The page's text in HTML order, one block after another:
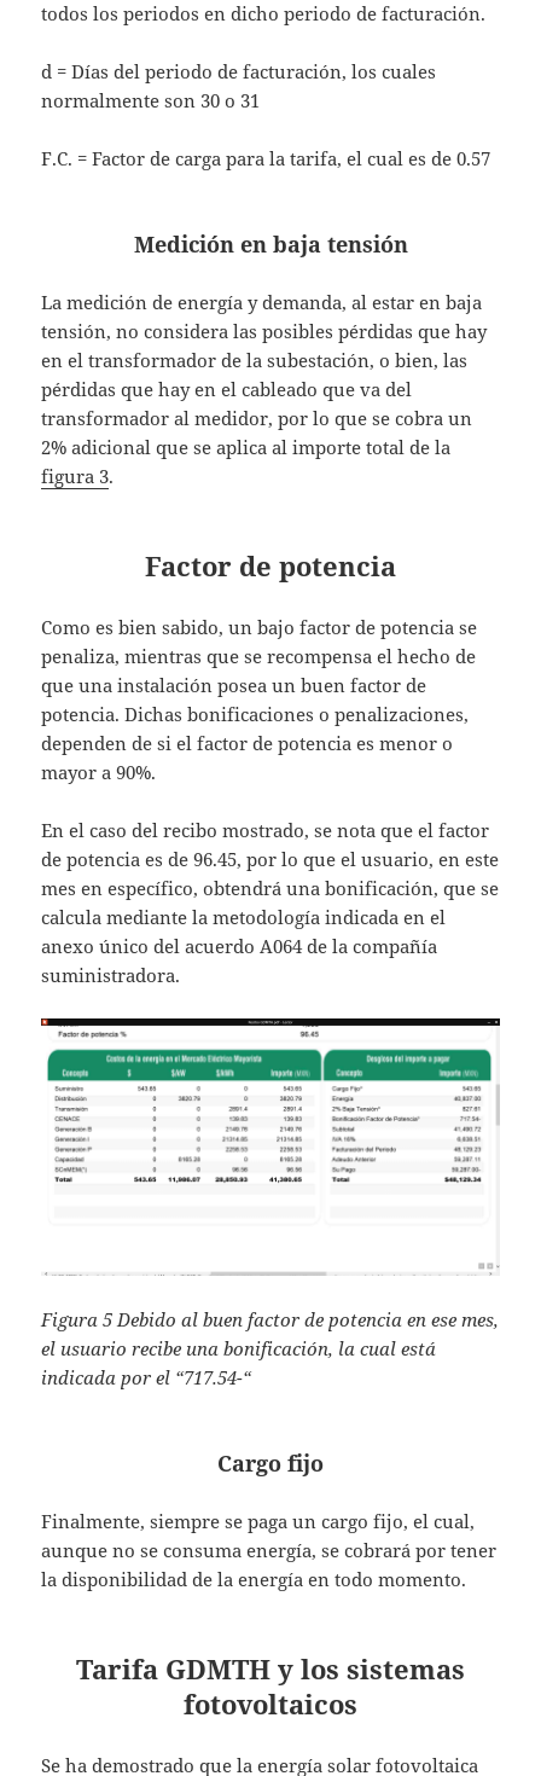
todos los periodos en dicho periodo de facturación.
d = Días del periodo de facturación, los cuales
normalmente son 30 o 31
F.C. = Factor de carga para la tarifa, el cual es de 0.57
Medición en baja tensión
La medición de energía y demanda, al estar en baja
tensión, no considera las posibles pérdidas que hay
en el transformador de la subestación, o bien, las
pérdidas que hay en el cableado que va del
transformador al medidor, por lo que se cobra un
2% adicional que se aplica al importe total de la
figura 3.
Factor de potencia
Como es bien sabido, un bajo factor de potencia se
penaliza, mientras que se recompensa el hecho de
que una instalación posea un buen factor de
potencia. Dichas bonificaciones o penalizaciones,
dependen de si el factor de potencia es menor o
mayor a 90%.
En el caso del recibo mostrado, se nota que el factor
de potencia es de 96.45, por lo que el usuario, en este
mes en específico, obtendrá una bonificación, que se
calcula mediante la metodología indicada en el
anexo único del acuerdo A064 de la compañía
suministradora.
Figura 5 Debido al buen factor de potencia en ese mes,
el usuario recibe una bonificación, la cual está
indicada por el “717.54-“
Cargo fijo
Finalmente, siempre se paga un cargo fijo, el cual,
aunque no se consuma energía, se cobrará por tener
la disponibilidad de la energía en todo momento.
Tarifa GDMTH y los sistemas
fotovoltaicos
Se ha demostrado que la energía solar fotovoltaica